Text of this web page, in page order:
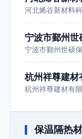
河北烯谷新材料
宁波市鄞州世
宁波市鄞州世硕
杭州祥尊建材
杭州祥尊建材有
保温隔热